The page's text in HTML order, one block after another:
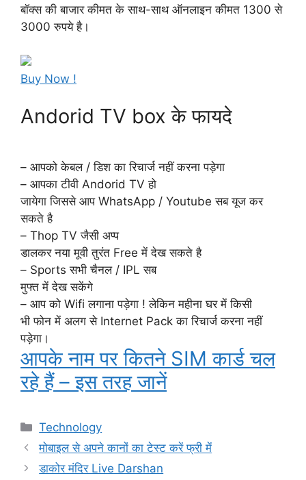
बॉक्स की बाजार कीमत के साथ-साथ ऑनलाइन कीमत 1300 से
3000 रुपये है।
Buy Now !
Andorid TV box के फायदे
– आपको केबल / डिश का रिचार्ज नहीं करना पड़ेगा
– आपका टीवी Andorid TV हो
जायेगा जिससे आप WhatsApp / Youtube सब यूज कर
सकते है
– Thop TV जैसी अप्प
डालकर नया मूवी तुरंत Free में देख सकते है
– Sports सभी चैनल / IPL सब
मुफ्त में देख सकेंगे
– आप को Wifi लगाना पड़ेगा ! लेकिन महीना घर में किसी
भी फोन में अलग से Internet Pack का रिचार्ज करना नहीं
पड़ेगा।
आपके नाम पर कितने SIM कार्ड चल
रहे हैं – इस तरह जानें
Categories
Technology
मोबाइल से अपने कानों का टेस्ट करें फ्री में
डाकोर मंदिर Live Darshan